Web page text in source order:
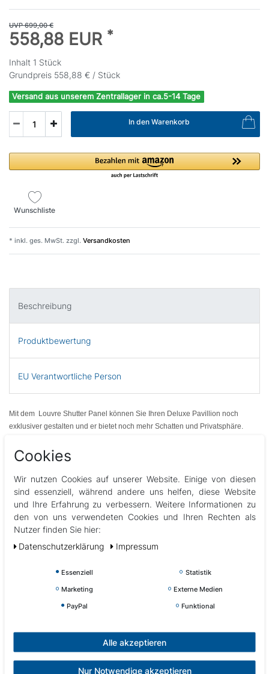
UVP 699,00 €
558,88 EUR *
Inhalt 1 Stück
Grundpreis 558,88 € / Stück
Versand aus unserem Zentrallager in ca.5-14 Tage
In den Warenkorb
Wunschliste
* inkl. ges. MwSt. zzgl. Versandkosten
Beschreibung
Produktbewertung
EU Verantwortliche Person
Mit dem Louvre Shutter Panel können Sie Ihren Deluxe Pavillion noch
exklusiver gestalten und er bietet noch mehr Schatten und Privatsphäre.
kann mit drei Lamellenwänden gefüllt werden, aber die Panele können zum
Beispiel auch in einer Ecke platziert werden. Das Seitenteil ist in drei
verschiedenen Größen erhältlich, sodass es für jede Deluxe Pavillion -Größe
eine passende Lösung gibt.
Die Lamellenwände können nicht dort befestigt werden, wo sich der
Drehmechanismus befindet.
– Einfache Montage
– Macht den Mirador noch exklusiver
Abbildungen können vom Original abweichen.
Cookies
Wir nutzen Cookies auf unserer Website. Einige von diesen
sind essenziell, während andere uns helfen, diese Website
und Ihre Erfahrung zu verbessern. Weitere Informationen zu
den von uns verwendeten Cookies und Ihren Rechten als
Nutzer finden Sie hier:
Daten­schutz­erklärung
Impressum
Essenziell
Statistik
Marketing
Externe Medien
PayPal
Funktional
Alle akzeptieren
Nur Notwendige akzeptieren